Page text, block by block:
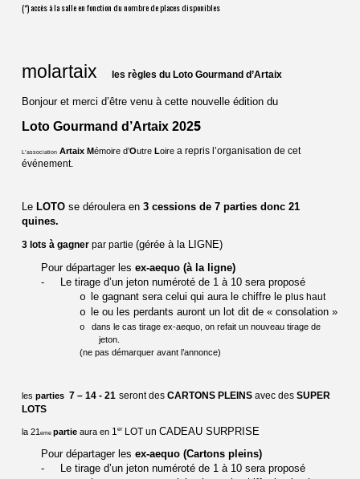
(*) accès à la salle en fonction du nombre de places disponibles
molartaix les règles du Loto Gourmand d’Artaix
Bonjour et merci d’être venu à cette nouvelle édition du
Loto Gourmand d’Artaix 2025
L’association Artaix Mémoire d’OutreLoirea repris l’organisation de cet
événement.
Le LOTO se déroulera en3 cessions de 7 parties donc 21
quines.
3 lots à gagner par partie(gérée à la LIGNE)
Pour départager lesex-aequo (à la ligne)
-
Le tirage d’un jeton numéroté de 1 à 10 sera proposé
o le gagnant sera celui qui aura le chiffre leplus haut
o le ou les perdants auront un lot dit de « consolation »
o
dans le cas tirage ex-aequo, on refait un nouveau tirage de
jeton.
(ne pas démarquer avant l’annonce)
lesparties 7 – 14 - 21 seront desCARTONS PLEINS avec desSUPER
LOTS
la 21eme partieaura en 1erLOT unCADEAU SURPRISE
Pour départager lesex-aequo (Cartons pleins)
-
Le tirage d’un jeton numéroté de 1 à 10 sera proposé